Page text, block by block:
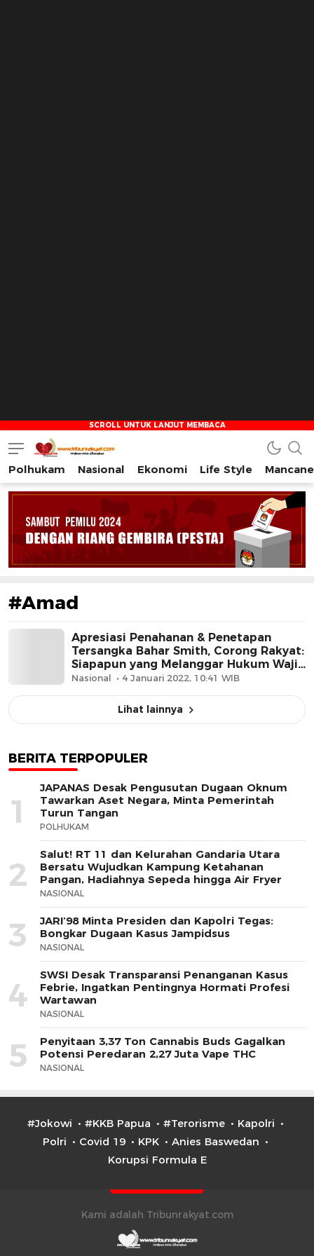
Tribun Rakyat
Tulus – Terdepan – Diharapkan
Polhukam Nasional Ekonomi Life Style
#Amad
Apresiasi Penahanan & Penetapan
Tersangka Bahar Smith, Corong Rakyat:
Siapapun yang Melanggar Hukum Wajib
Diproses
Nasional 4 Januari 2022, 10:41 WIB
Lihat lainnya
BERITA TERPOPULER
1
JAPANAS Desak Pengusutan Dugaan Oknum
Tawarkan Aset Negara, Minta Pemerintah
Turun Tangan
POLHUKAM
2
Salut! RT 11 dan Kelurahan Gandaria Utara
Bersatu Wujudkan Kampung Ketahanan
Pangan, Hadiahnya Sepeda hingga Air Fryer
NASIONAL
3
JARI’98 Minta Presiden dan Kapolri Tegas:
Bongkar Dugaan Kasus Jampidsus
NASIONAL
4
SWSI Desak Transparansi Penanganan Kasus
Febrie, Ingatkan Pentingnya Hormati Profesi
Wartawan
NASIONAL
5
Penyitaan 3,37 Ton Cannabis Buds Gagalkan
Potensi Peredaran 2,27 Juta Vape THC
NASIONAL
#Jokowi #KKB Papua #Terorisme
Kapolri
Polri
Covid 19 KPK
Anies Baswedan
Korupsi Formula E
Kami adalah Tribunrakyat.com